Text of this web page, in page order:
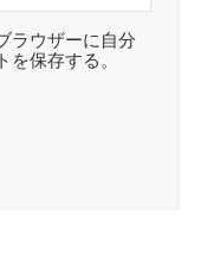
ラウザーに自分
保存する。